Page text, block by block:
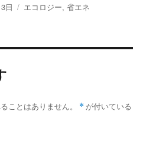
日
カ
エコロジー,省エネ
ことはありません。 * が付いている